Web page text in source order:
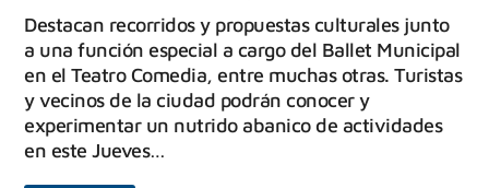
Destacan recorridos y propuestas culturales junto
a una función especial a cargo del Ballet Municipal
en el Teatro Comedia, entre muchas otras. Turistas
y vecinos de la ciudad podrán conocer y
experimentar un nutrido abanico de actividades
en este Jueves…